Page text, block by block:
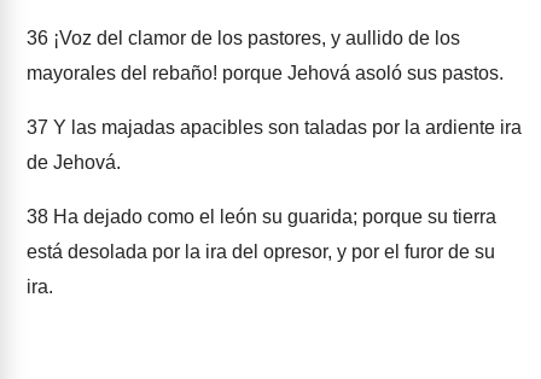
36 ¡Voz del clamor de los pastores, y aullido de los
mayorales del rebaño! porque Jehová asoló sus pastos.
37 Y las majadas apacibles son taladas por la ardiente ira
de Jehová.
38 Ha dejado como el león su guarida; porque su tierra
está desolada por la ira del opresor, y por el furor de su
ira.